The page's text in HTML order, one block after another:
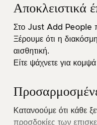
Αποκλειστικά
Στο Just Add People
Ξέρουμε ότι η
αισθητική.
Είτε ψάχνετε για κομψά
Κατανοούμε ότι κάθε
προσδοκίες των